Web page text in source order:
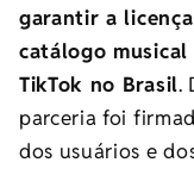
garantir a
catálogo
TikTok no Brasil.
parceria foi
dos usuários e